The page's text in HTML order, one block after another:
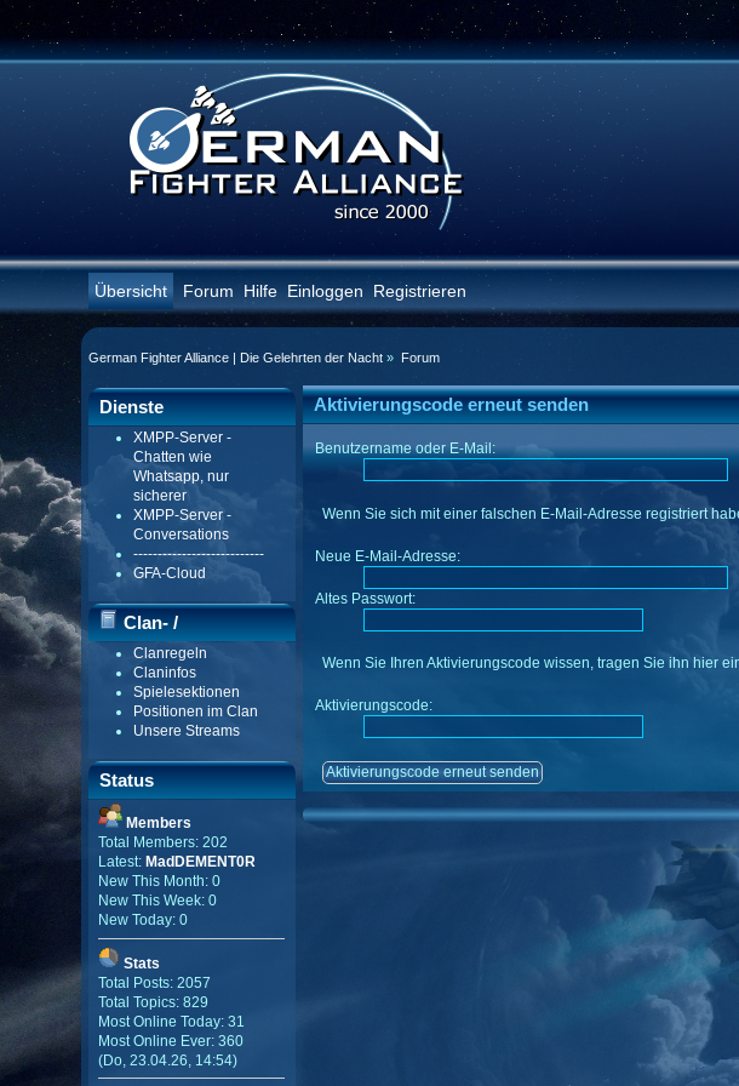
Übersicht Forum Hilfe Einloggen Registrieren
German Fighter Alliance | Die Gelehrten der Nacht » Forum
Dienste
XMPP-Server -
Chatten wie
Whatsapp, nur
sicherer
XMPP-Server -
Conversations
---------------------------
GFA-Cloud
Clan- /
Gildenmenü
Clanregeln
Claninfos
Spielesektionen
Positionen im Clan
Unsere Streams
Status
Members
Total Members: 202
Latest: MadDEMENT0R
New This Month: 0
New This Week: 0
New Today: 0
Stats
Total Posts: 2057
Total Topics: 829
Most Online Today: 31
Most Online Ever: 360
(Do, 23.04.26, 14:54)
Aktivierungscode erneut senden
Benutzername oder E-Mail:
Wenn Sie sich mit einer falschen E-Mail-Adresse registriert
Neue E-Mail-Adresse:
Altes Passwort:
Wenn Sie Ihren Aktivierungscode wissen, tragen Sie ihn hier
Aktivierungscode: